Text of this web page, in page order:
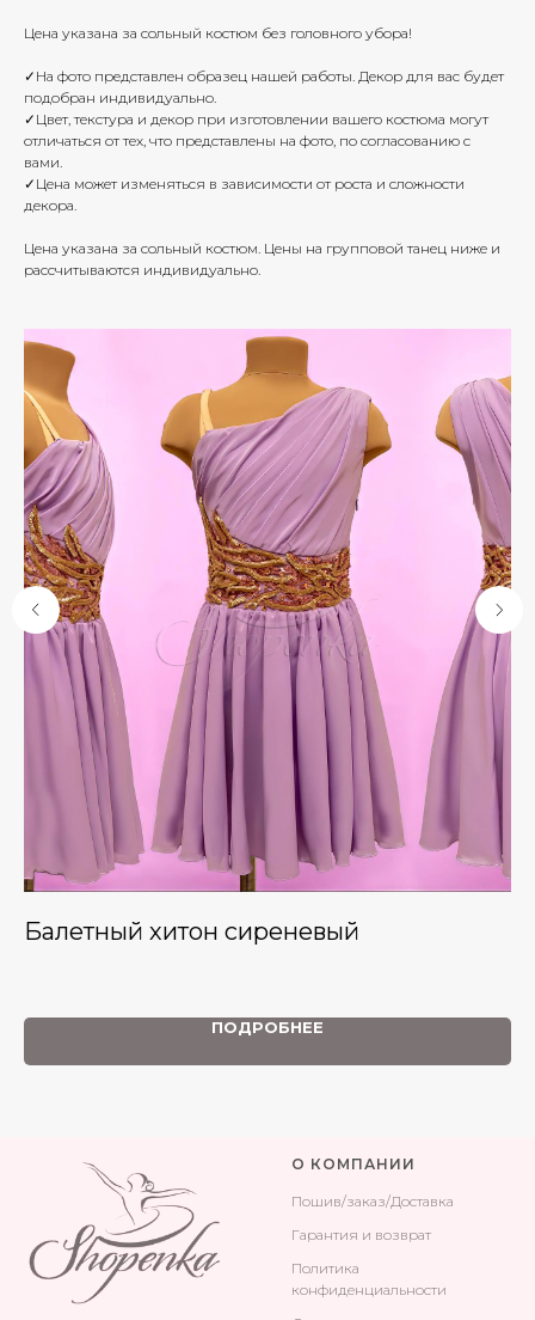
Цена указана за сольный костюм без головного убора!
✓На фото представлен образец нашей работы. Декор для вас будет
подобран индивидуально.
✓Цвет, текстура и декор при изготовлении вашего костюма могут
отличаться от тех, что представлены на фото, по согласованию с
вами.
✓Цена может изменяться в зависимости от роста и сложности
декора.
Цена указана за сольный костюм. Цены на групповой танец ниже и
рассчитываются индивидуально.
Балетный хитон сиреневый
ПОДРОБНЕЕ
О КОМПАНИИ
Пошив/заказ/Доставка
Гарантия и возврат
Политика
конфиденциальности